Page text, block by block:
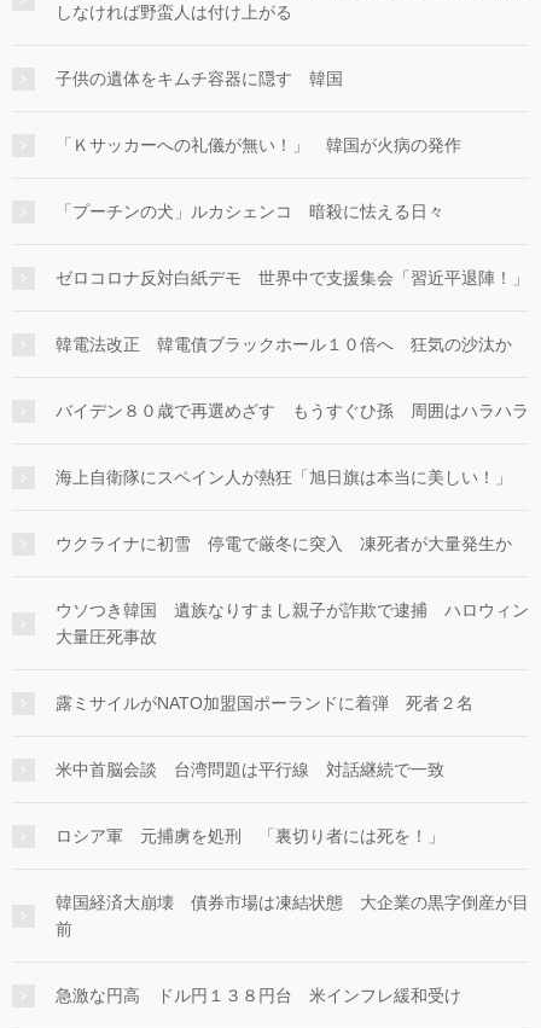
しなければ野蛮人は付け上がる
子供の遺体をキムチ容器に隠す 韓国
「Ｋサッカーへの礼儀が無い！」 韓国が火病の発作
「プーチンの犬」ルカシェンコ 暗殺に怯える日々
ゼロコロナ反対白紙デモ 世界中で支援集会「習近平退陣！」
韓電法改正 韓電債ブラックホール１０倍へ 狂気の沙汰か
バイデン８０歳で再選めざす もうすぐひ孫 周囲はハラハラ
海上自衛隊にスペイン人が熱狂「旭日旗は本当に美しい！」
ウクライナに初雪 停電で厳冬に突入 凍死者が大量発生か
ウソつき韓国 遺族なりすまし親子が詐欺で逮捕 ハロウィン
大量圧死事故
露ミサイルがNATO加盟国ポーランドに着弾 死者２名
米中首脳会談 台湾問題は平行線 対話継続で一致
ロシア軍 元捕虜を処刑 「裏切り者には死を！」
韓国経済大崩壊 債券市場は凍結状態 大企業の黒字倒産が目
前
急激な円高 ドル円１３８円台 米インフレ緩和受け